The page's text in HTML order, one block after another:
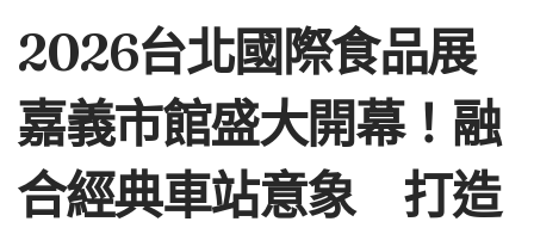
2026台北國際食品展
嘉義市館盛大開幕！融
合經典車站意象 打造